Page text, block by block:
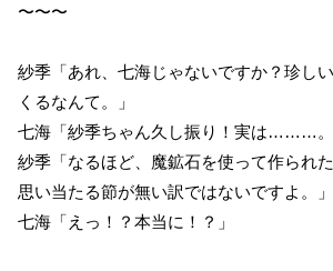
〜〜〜
紗季「あれ、七海じゃないですか？珍し
くるなんて。」
七海「紗季ちゃん久し振り！実は………。
紗季「なるほど、魔鉱石を使って作られ
思い当たる節が無い訳ではないですよ。」
七海「えっ！？本当に！？」